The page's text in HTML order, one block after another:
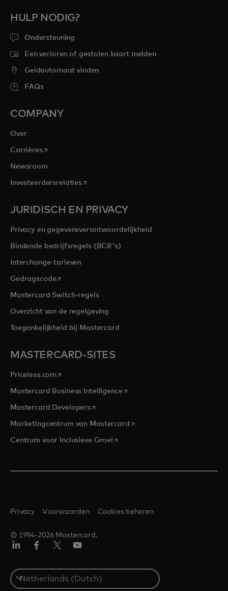
HULP NODIG?
Ondersteuning
Een verloren of gestolen kaart melden
Geldautomaat vinden
FAQs
COMPANY
Over
Carrièresopens in a new tab
Newsroom
Investeerdersrelatiesopens in a new tab
JURIDISCH EN PRIVACY
Privacy en gegevensverantwoordelijkheid
Bindende bedrijfsregels (BCR's)
Interchange-tarieven
Gedragscodeopens in a new tab
Mastercard Switch-regels
Overzicht van de regelgeving
Toegankelijkheid bij Mastercard
MASTERCARD-SITES
Priceless.com opens in a new tab
Mastercard Business Intelligenceopens in a new tab
Mastercard Developersopens in a new tab
Marketingcentrum van Mastercardopens in a new tab
Centrum voor Inclusieve Groeiopens in a new tab
© 1994-2026 Mastercard.
Privacy Voorwaarden Cookies beheren
Select
a
country